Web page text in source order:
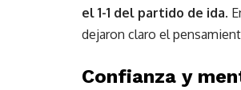
el 1-1 del partido de ida.
dejaron claro el
Confianza y